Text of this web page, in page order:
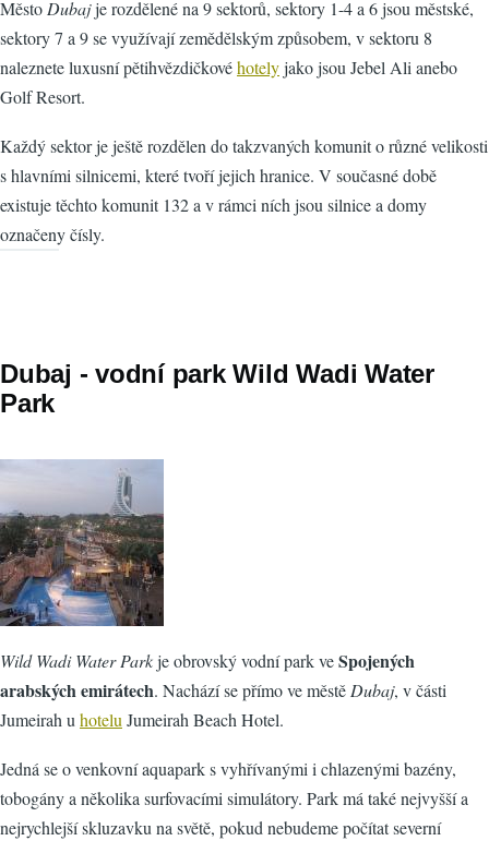
MěstoDubajje rozdělené na 9 sektorů, sektory 1-4 a 6 jsou městské,
sektory 7 a 9 se využívají zemědělským způsobem, v sektoru 8
naleznete luxusní pětihvězdičkovéhotelyjako jsou Jebel Ali anebo
Golf Resort.
Každý sektor je ještě rozdělen do takzvaných komunit o různé velikosti
s hlavními silnicemi, které tvoří jejich hranice. V současné době
existuje těchto komunit 132 a v rámci ních jsou silnice a domy
označeny čísly.
Dubaj - vodní park Wild Wadi Water
Park
Wild Wadi Water Parkje obrovský vodní park veSpojených
arabských emirátech. Nachází se přímo ve městěDubaj, v části
Jumeirah uhoteluJumeirah Beach Hotel.
Jedná se o venkovní aquapark s vyhřívanými i chlazenými bazény,
tobogány a několika surfovacími simulátory. Park má také nejvyšší a
nejrychlejší skluzavku na světě, pokud nebudeme počítat severní